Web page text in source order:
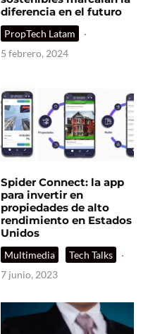
diferencia en el futuro
PropTech Latam
·
5 febrero, 2024
Spider Connect: la app
para invertir en
propiedades de alto
rendimiento en Estados
Unidos
Multimedia Tech Talks
·
7 junio, 2023